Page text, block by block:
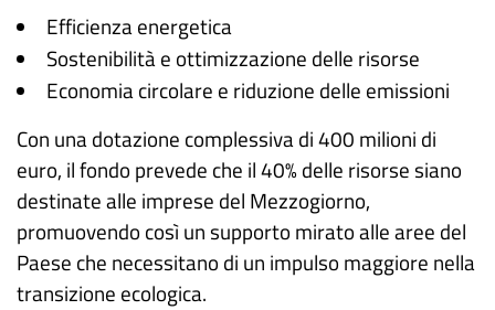
Efficienza energetica
Sostenibilità e ottimizzazione delle risorse
Economia circolare e riduzione delle emissioni
Con una dotazione complessiva di 400 milioni di
euro, il fondo prevede che il 40% delle risorse siano
destinate alle imprese del Mezzogiorno,
promuovendo così un supporto mirato alle aree del
Paese che necessitano di un impulso maggiore nella
transizione ecologica.